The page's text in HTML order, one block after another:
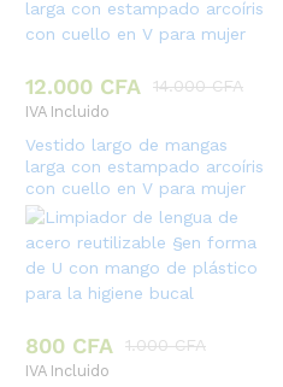
12.000 CFA 14.000CFA
IVA Incluido
Vestido largo de mangas
larga con estampado arcoíris
con cuello en V para mujer
800 CFA 1.000CFA
IVA Incluido